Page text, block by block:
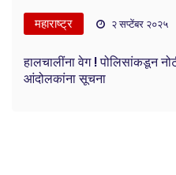
महाराष्ट्र २ सप्टेंबर २०२५
हालचालींना वेग ! पोलिसांकडून
आंदोलकांना सूचना